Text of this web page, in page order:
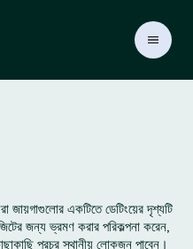
জায়গাগুলোর একটিতে ডেটিংয়ের দৃশ্যটি
জন্য ভ্রমণ করার পরিকল্পনা করেন,
প্রচুর স্থানীয় লোকজন পাবেন।